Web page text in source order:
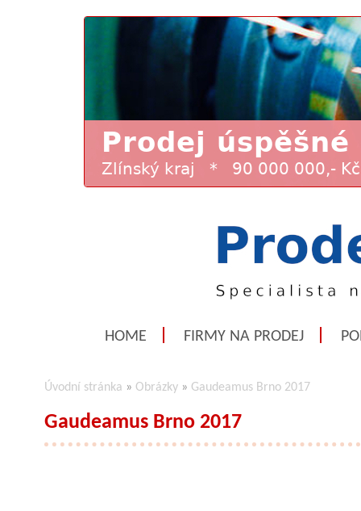
HOME FIRMY NA PRODEJ
Úvodní stránka » Obrázky » Gaudeamus Brno 2017
Gaudeamus Brno 2017